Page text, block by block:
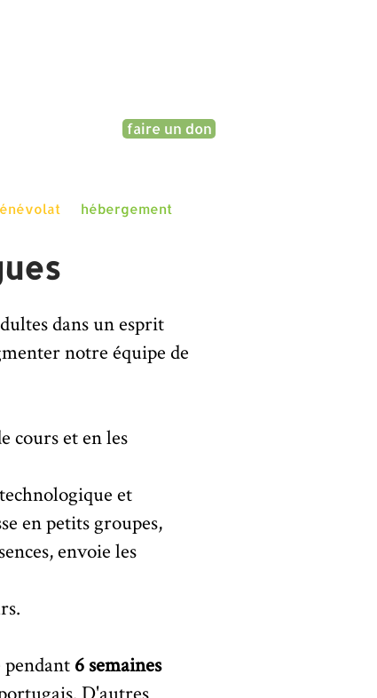
faire un don
hébergement
dans un esprit
notre équipe de
cours et en les
et
en petits groupes,
envoie les
pendant 6 semaines
D'autres